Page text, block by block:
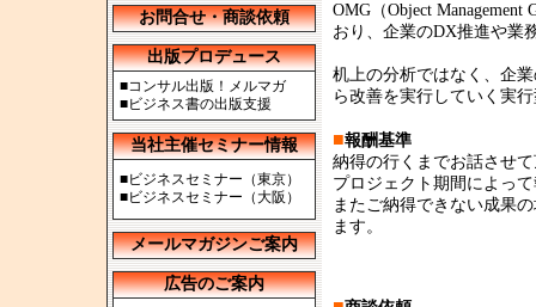
お問合せ・商談依頼
出版プロデュース
■コンサル出版！メルマガ
■ビジネス書の出版支援
当社主催セミナー情報
■ビジネスセミナー（東京）
■ビジネスセミナー（大阪）
メールマガジンご案内
広告のご案内
OMG（Object
おり、企業のDX推進や業
机上の分析ではなく、企
ら改善を実行していく実
■報酬基準
納得の行くまでお話させ
プロジェクト期間によっ
またご納得できない成果
ます。